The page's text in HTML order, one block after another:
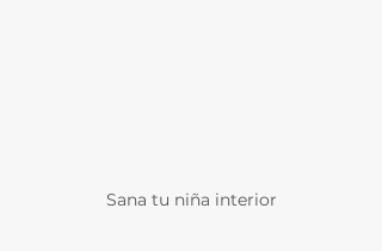
Sana tu niña interior